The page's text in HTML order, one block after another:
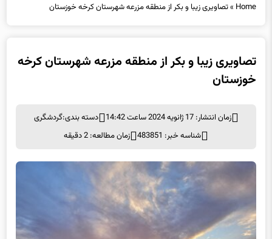
Home
»تصاویری زیبا و بکر از منطقه مزرعه شهرستان کرخه خوزستان
تصاویری زیبا و بکر از منطقه مزرعه شهرستان کرخه
خوزستان
زمان انتشار: 17 ژانویه 2024 ساعت 14:42 دسته بندی:گردشگری
شناسه خبر: 483851
زمان مطالعه: 2 دقیقه